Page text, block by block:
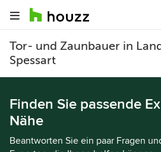
Tor- und Zaunbauer in
Spessart
Finden Sie passende
Nähe
Beantworten Sie ein paar Fragen